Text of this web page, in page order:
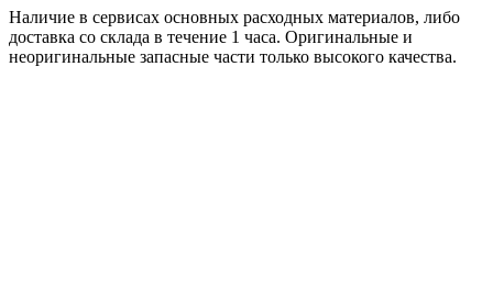
Наличие в сервисах основных расходных материалов, либо
доставка со склада в течение 1 часа. Оригинальные и
неоригинальные запасные части только высокого качества.